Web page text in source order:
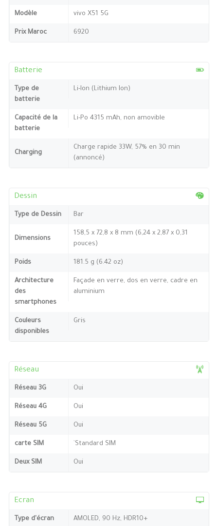
Modèle vivo X51 5G
Prix Maroc 6920
Batterie
Type de
batterie
Li-Ion (Lithium Ion)
Capacité de la
batterie
Li-Po 4315 mAh, non amovible
Charging
Charge rapide 33W, 57% en 30 min
(annoncé)
Dessin
Type de Dessin Bar
Dimensions
158,5 x 72,8 x 8 mm (6,24 x 2,87 x 0,31
pouces)
Poids 181.5 g (6.42 oz)
Architecture
des
smartphones
Façade en verre, dos en verre, cadre en
aluminium
Couleurs
disponibles
Gris
Réseau
Réseau 3G Oui
Réseau 4G Oui
Réseau 5G Oui
carte SIM `Standard SIM
Deux SIM Oui
Ecran
Type d'écran AMOLED, 90 Hz, HDR10+